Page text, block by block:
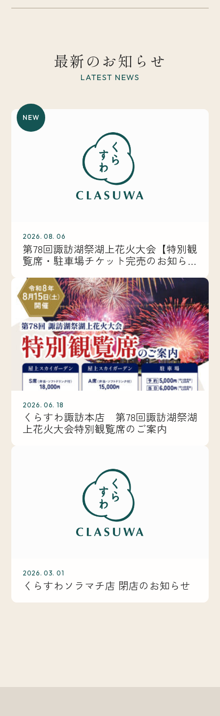
最新のお知らせ
LATEST NEWS
NEW
2026. 08. 06
第78回諏訪湖祭湖上花火大会【特別観
覧席・駐車場チケット完売のお知ら
2026. 06. 18
くらすわ諏訪本店 第78回諏訪湖祭湖
上花火大会特別観覧席のご案内
2026. 03. 01
くらすわソラマチ店 閉店のお知らせ